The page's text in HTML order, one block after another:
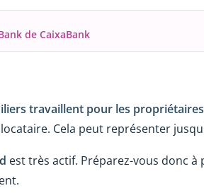
de CaixaBank
travaillent pour les propriétaires
Cela peut représenter
est très actif. Préparez-vous donc